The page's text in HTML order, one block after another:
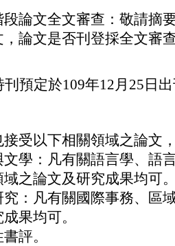
段論文全文審查：敬請摘
論文是否刊登採全文審
刊預定於109年12月25日
受以下相關領域之論文
文學：凡有關語言學、語
之論文及研究成果均可
究：凡有關國際事務、區
果均可。
評。